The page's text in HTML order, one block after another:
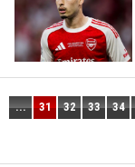
... 31 32 33 34